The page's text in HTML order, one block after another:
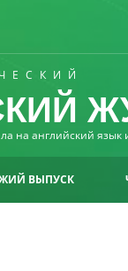
на английский язык
ВЫПУСК